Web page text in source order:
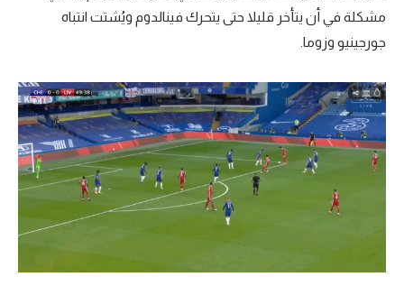
مشكلة في أن يتأخر قليلا حتى يتحرك فينالدوم ويُشتت انتباه
جورجينيو وزوما.